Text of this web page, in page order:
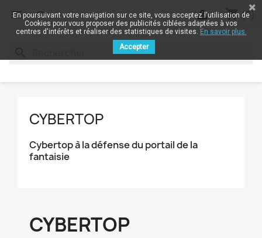
 shopping_cart (0)

CYBERTOP
Cybertop à la défense du portail de la
fantaisie
CYBERTOP
En poursuivant votre navigation sur ce site, vous acceptez l'utilisation de
Cookies pour vous proposer des publicités ciblées adaptées à vos
centres d'intérêts et réaliser des statistiques de visites. En savoir plus.
Accepter